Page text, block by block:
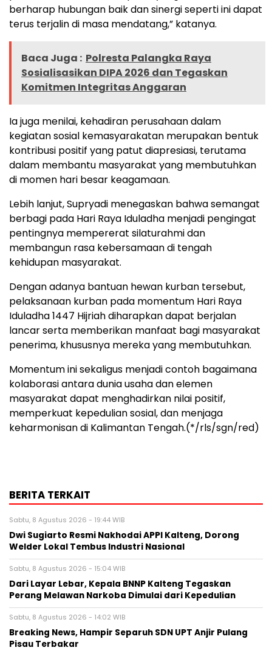
berharap hubungan baik dan sinergi seperti ini dapat
terus terjalin di masa mendatang,” katanya.
Baca Juga : Polresta Palangka Raya
Sosialisasikan DIPA 2026 dan Tegaskan
Komitmen Integritas Anggaran
Ia juga menilai, kehadiran perusahaan dalam
kegiatan sosial kemasyarakatan merupakan bentuk
kontribusi positif yang patut diapresiasi, terutama
dalam membantu masyarakat yang membutuhkan
di momen hari besar keagamaan.
Lebih lanjut, Supryadi menegaskan bahwa semangat
berbagi pada Hari Raya Iduladha menjadi pengingat
pentingnya mempererat silaturahmi dan
membangun rasa kebersamaan di tengah
kehidupan masyarakat.
Dengan adanya bantuan hewan kurban tersebut,
pelaksanaan kurban pada momentum Hari Raya
Iduladha 1447 Hijriah diharapkan dapat berjalan
lancar serta memberikan manfaat bagi masyarakat
penerima, khususnya mereka yang membutuhkan.
Momentum ini sekaligus menjadi contoh bagaimana
kolaborasi antara dunia usaha dan elemen
masyarakat dapat menghadirkan nilai positif,
memperkuat kepedulian sosial, dan menjaga
keharmonisan di Kalimantan Tengah.(*/rls/sgn/red)
BERITA TERKAIT
Sabtu, 8 Agustus 2026 - 19:44 WIB
Dwi Sugiarto Resmi Nakhodai APPI Kalteng, Dorong
Welder Lokal Tembus Industri Nasional
Sabtu, 8 Agustus 2026 - 15:04 WIB
Dari Layar Lebar, Kepala BNNP Kalteng Tegaskan
Perang Melawan Narkoba Dimulai dari Kepedulian
Sabtu, 8 Agustus 2026 - 14:02 WIB
Breaking News, Hampir Separuh SDN UPT Anjir Pulang
Pisau Terbakar